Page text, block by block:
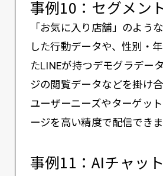
事例10：セグメン
「お気に入り店舗」のよう
した行動データや、性別・
たLINEが持つデモグラデー
ジの閲覧データなどを掛け合
ユーザーニーズやターゲッ
ージを高い精度で配信できま
事例11：AIチャッ